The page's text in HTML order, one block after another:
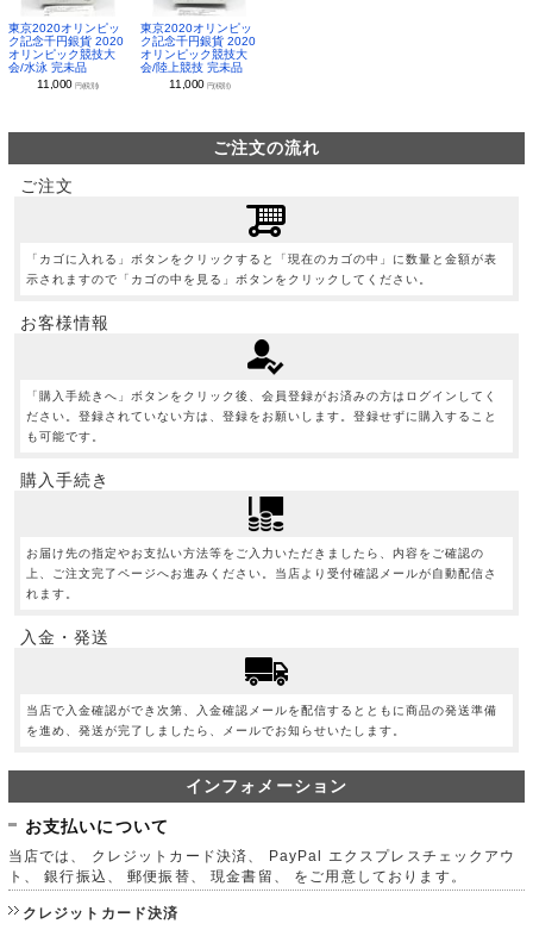
東京2020オリンピッ
ク記念千円銀貨 2020
オリンピック競技大
会/水泳 完未品
11,000円(税別)
東京2020オリンピッ
ク記念千円銀貨 2020
オリンピック競技大
会/陸上競技 完未品
11,000 円(税別)
ご注文の流れ
ご注文
「カゴに入れる」ボタンをクリックすると「現在のカゴの中」に数量と金額が表
示されますので「カゴの中を見る」ボタンをクリックしてください。
お客様情報
「購入手続きへ」ボタンをクリック後、会員登録がお済みの方はログインしてく
ださい。登録されていない方は、登録をお願いします。登録せずに購入すること
も可能です。
購入手続き
お届け先の指定やお支払い方法等をご入力いただきましたら、内容をご確認の
上、ご注文完了ページへお進みください。当店より受付確認メールが自動配信さ
れます。
入金・発送
当店で入金確認ができ次第、入金確認メールを配信するとともに商品の発送準備
を進め、発送が完了しましたら、メールでお知らせいたします。
インフォメーション
お支払いについて
当店では、 クレジットカード決済、 PayPal エクスプレスチェックアウ
ト、 銀行振込、 郵便振替、 現金書留、 をご用意しております。
クレジットカード決済